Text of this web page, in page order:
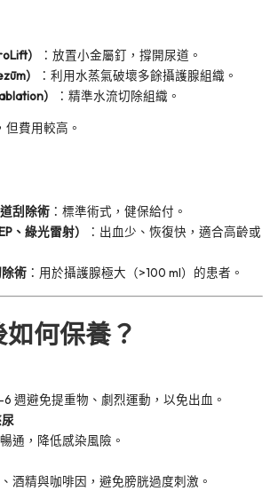
）
：放置小金屬釘，撐開尿道。
）
：利用水蒸氣破壞多餘攝護腺組織。
）
：精準水流切除組織。
但費用較高。
刮除術 ：標準術式，健保給付。
、綠光雷射）
：出血少、恢復快，適合高齡或
術 ：用於攝護腺極大（>100 ml）的患者。
何保養？
週避免提重物、劇烈運動，以免出血。
通，降低感染風險。
酒精與咖啡因，避免膀胱過度刺激。